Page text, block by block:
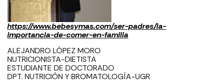
https://www.bebesymas.com/ser-padres/la-
importancia-de-comer-en-familia
ALEJANDRO LÓPEZ MORO
NUTRICIONISTA-DIETISTA
ESTUDIANTE DE DOCTORADO
DPT. NUTRICIÓN Y BROMATOLOGÍA-UGR